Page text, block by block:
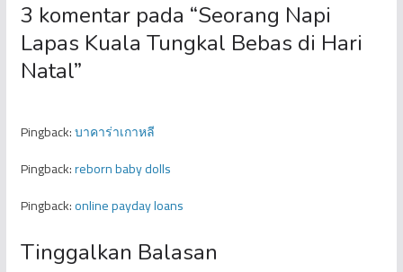
3 komentar pada “Seorang Napi
Lapas Kuala Tungkal Bebas di Hari
Natal”
Pingback:บาคาร่าเกาหลี
Pingback:reborn baby dolls
Pingback:online payday loans
Tinggalkan Balasan